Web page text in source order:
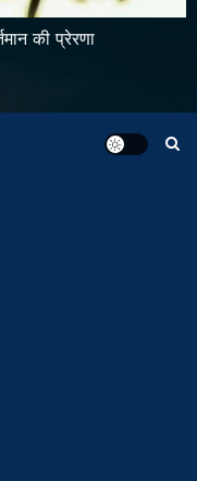
की प्रेरणा